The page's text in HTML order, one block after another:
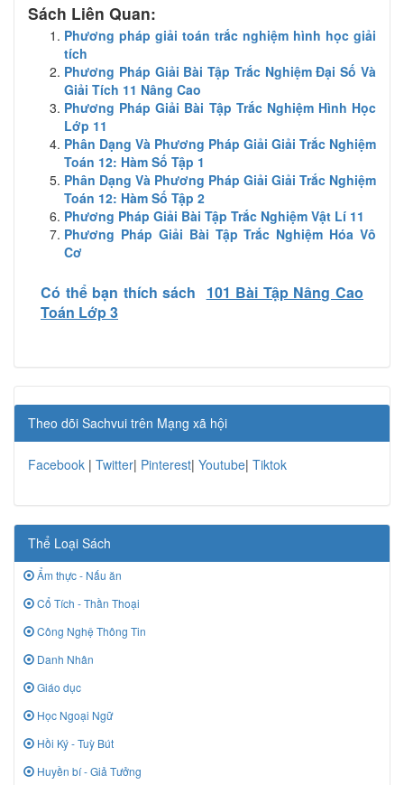
Sách Liên Quan:
Phương pháp giải toán trắc nghiệm hình học giải
tích
Phương Pháp Giải Bài Tập Trắc Nghiệm Đại Số Và
Giải Tích 11 Nâng Cao
Phương Pháp Giải Bài Tập Trắc Nghiệm Hình Học
Lớp 11
Phân Dạng Và Phương Pháp Giải Giải Trắc Nghiệm
Toán 12: Hàm Số Tập 1
Phân Dạng Và Phương Pháp Giải Giải Trắc Nghiệm
Toán 12: Hàm Số Tập 2
Phương Pháp Giải Bài Tập Trắc Nghiệm Vật Lí 11
Phương Pháp Giải Bài Tập Trắc Nghiệm Hóa Vô
Cơ
Có thể bạn thích sách
101 Bài Tập Nâng Cao
Toán Lớp 3
Theo dõi Sachvui trên Mạng xã hội
Facebook | Twitter| Pinterest| Youtube| Tiktok
Thể Loại Sách
Ẩm thực - Nấu ăn
Cổ Tích - Thần Thoại
Công Nghệ Thông Tin
Danh Nhân
Giáo dục
Học Ngoại Ngữ
Hồi Ký - Tuỳ Bút
Huyền bí - Giả Tưởng